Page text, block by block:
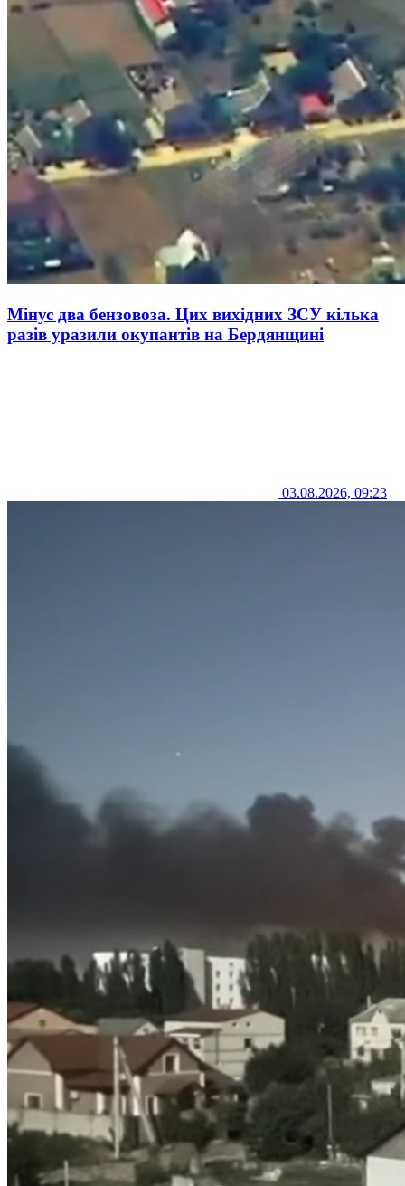
Мінус два бензовоза. Цих вихідних ЗСУ кілька
разів уразили окупантів на Бердянщині
03.08.2026, 09:23